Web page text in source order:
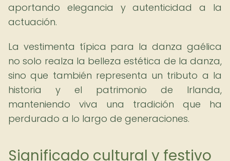
aportando elegancia y autenticidad a la
actuación.
La vestimenta típica para la danza gaélica
no solo realza la belleza estética de la danza,
sino que también representa un tributo a la
historia y el patrimonio de Irlanda,
manteniendo viva una tradición que ha
perdurado a lo largo de generaciones.
Significado cultural y festivo